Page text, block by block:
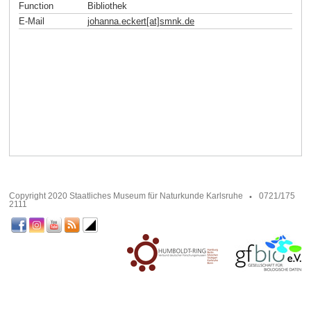
Function
Bibliothek
E-Mail
johanna.eckert[at]smnk.de
Copyright 2020 Staatliches Museum für Naturkunde Karlsruhe
0721/175
2111